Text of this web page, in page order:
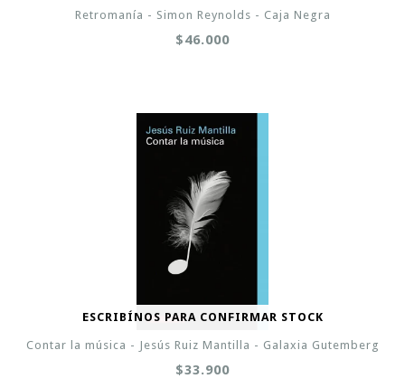
Retromanía - Simon Reynolds - Caja Negra
$46.000
ESCRIBÍNOS PARA CONFIRMAR STOCK
Contar la música - Jesús Ruiz Mantilla - Galaxia Gutemberg
$33.900